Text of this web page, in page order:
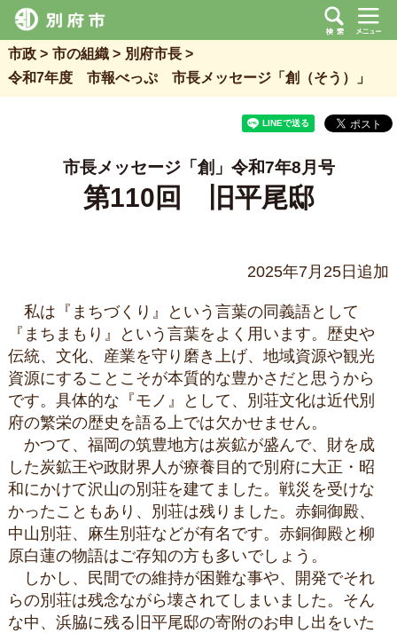
市政 市の組織
別府市長
令和7年度 市報べっぷ 市長メッセージ「創（そう）」
市長メッセージ「創」令和7年8月号
第110回 旧平尾邸
2025年7月25日追加
私は『まちづくり』という言葉の同義語として
『まちまもり』という言葉をよく用います。歴史や
伝統、文化、産業を守り磨き上げ、地域資源や観光
資源にすることこそが本質的な豊かさだと思うから
です。具体的な『モノ』として、別荘文化は近代別
府の繁栄の歴史を語る上では欠かせません。
かつて、福岡の筑豊地方は炭鉱が盛んで、財を成
した炭鉱王や政財界人が療養目的で別府に大正・昭
和にかけて沢山の別荘を建てました。戦災を受けな
かったこともあり、別荘は残りました。赤銅御殿、
中山別荘、麻生別荘などが有名です。赤銅御殿と柳
原白蓮の物語はご存知の方も多いでしょう。
しかし、民間での維持が困難な事や、開発でそれ
らの別荘は残念ながら壊されてしまいました。そん
な中、浜脇に残る旧平尾邸の寄附のお申し出をいた